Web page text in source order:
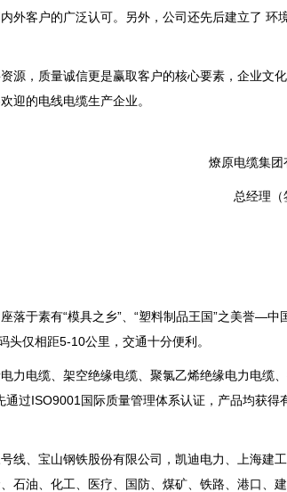
外客户的广泛认可。另外，公司还先后建立了 环
源，质量诚信更是赢取客户的核心要素，企业文
迎的电线电缆生产企业。
燎原电缆集团
总经理（
于素有“模具之乡”、“塑料制品王国”之美誉—中
仅相距5-10公里，交通十分便利。
力电缆、架空绝缘电缆、聚氯乙烯绝缘电力电缆
过ISO9001国际质量管理体系认证，产品均获得
线、宝山钢铁股份有限公司，凯迪电力、上海建
石油、化工、医疗、国防、煤矿、铁路、港口、